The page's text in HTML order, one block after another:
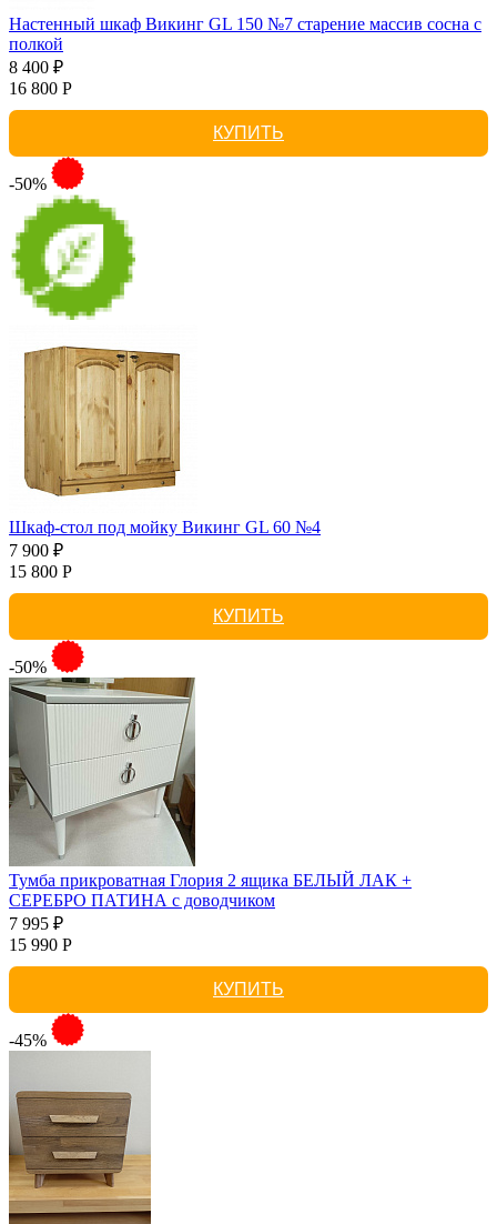
Настенный шкаф Викинг GL 150 №7 старение массив сосна с
полкой
8 400 ₽
16 800 Р
КУПИТЬ
-50%
Шкаф-стол под мойку Викинг GL 60 №4
7 900 ₽
15 800 Р
КУПИТЬ
-50%
Тумба прикроватная Глория 2 ящика БЕЛЫЙ ЛАК +
СЕРЕБРО ПАТИНА с доводчиком
7 995 ₽
15 990 Р
КУПИТЬ
-45%